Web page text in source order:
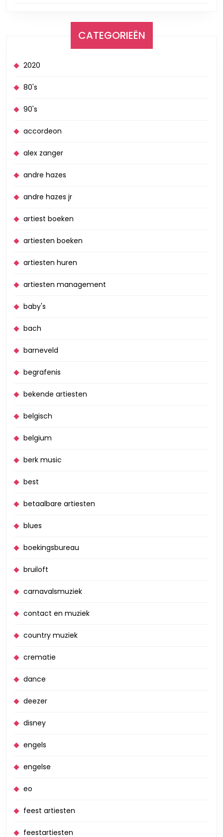
CATEGORIEËN
2020
80's
90's
accordeon
alex zanger
andre hazes
andre hazes jr
artiest boeken
artiesten boeken
artiesten huren
artiesten management
baby's
bach
barneveld
begrafenis
bekende artiesten
belgisch
belgium
berk music
best
betaalbare artiesten
blues
boekingsbureau
bruiloft
carnavalsmuziek
contact en muziek
country muziek
crematie
dance
deezer
disney
engels
engelse
eo
feest artiesten
feestartiesten